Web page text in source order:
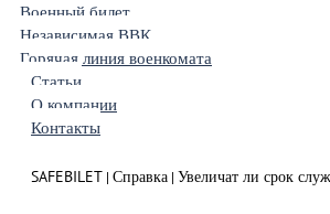
Военный билет
Независимая ВВК
Горячая линия военкомата
Статьи
О компании
Контакты
SAFEBILET | Справка | Увеличат ли срок